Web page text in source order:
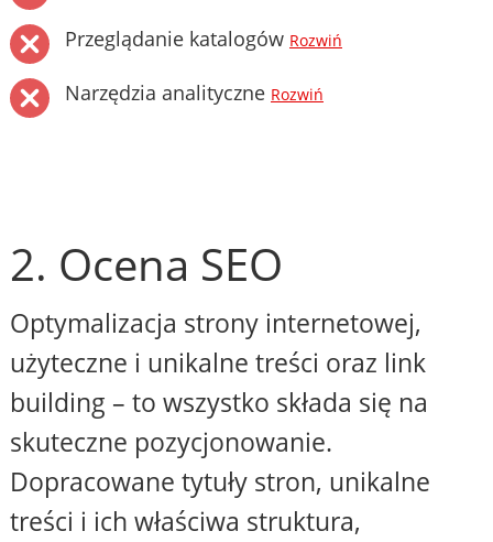
Przeglądanie katalogów Rozwiń
Narzędzia analityczne Rozwiń
2. Ocena SEO
Optymalizacja strony internetowej,
użyteczne i unikalne treści oraz link
building – to wszystko składa się na
skuteczne pozycjonowanie.
Dopracowane tytuły stron, unikalne
treści i ich właściwa struktura,